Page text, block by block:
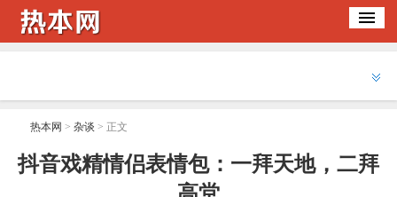
热本网 > 杂谈 > 正文
​抖音戏精情侣表情包：一拜天地，二拜